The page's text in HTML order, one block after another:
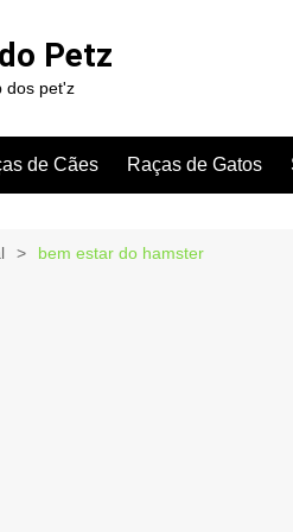
Petz
dos pet'z
de Cães Raças de Gatos
bem estar do hamster